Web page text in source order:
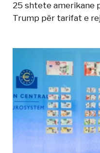
25 shtete amerikane
Trump për tarifat e